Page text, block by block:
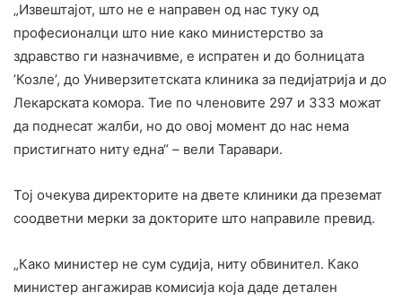
„Извештајот, што не е направен од нас туку од
професионалци што ние како министерство за
здравство ги назначивме, е испратен и до болницата
’Козле’, до Универзитетската клиника за педијатрија и до
Лекарската комора. Тие по членовите 297 и 333 можат
да поднесат жалби, но до овој момент до нас нема
пристигнато ниту една“ – вели Таравари.
Тој очекува директорите на двете клиники да преземат
соодветни мерки за докторите што направиле превид.
„Како министер не сум судија, ниту обвинител. Како
министер ангажирав комисија која даде детален